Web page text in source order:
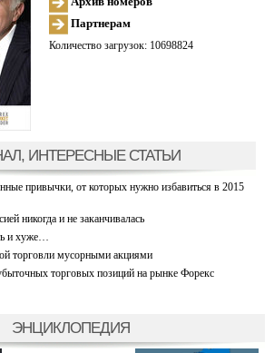
Партнерам
Количество загрузок: 10698824
ИНТЕРЕСНЫЕ СТАТЬИ
привычки, от которых нужно избавиться в 2015
никогда и не заканчивалась
и хуже…
торговли мусорными акциями
торговых позиций на рынке Форекс
ЭНЦИКЛОПЕДИЯ